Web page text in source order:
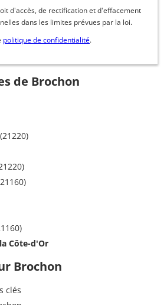
d'accès, de rectification et d'effacement
dans les limites prévues par la loi.
politique de confidentialité.
de Brochon
Côte-d'Or
Brochon
clés